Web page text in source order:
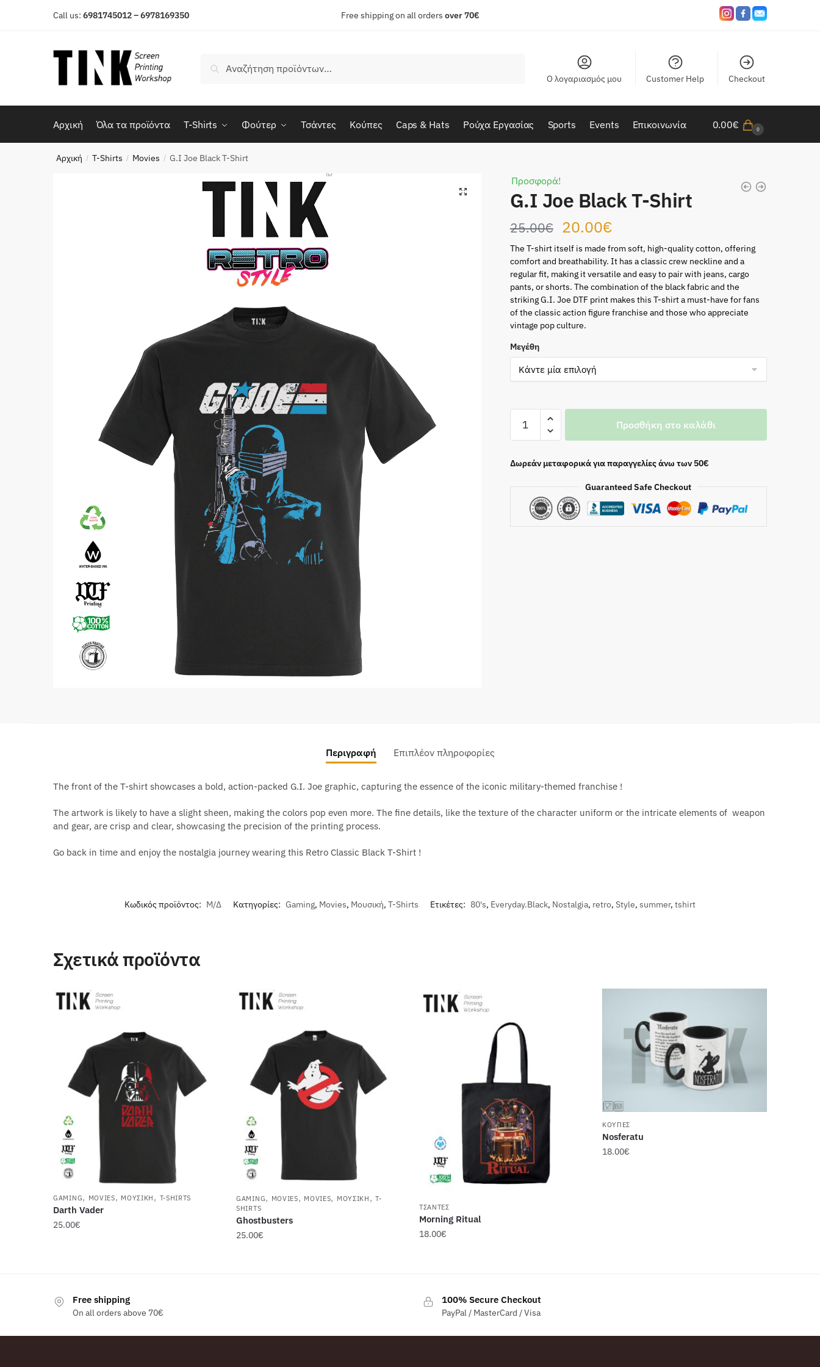
Call us: 6981745012 – 6978169350 Free shipping on all orders over 70€
Αναζήτηση
Ο λογαριασμός μου Customer Help Checkout
Αρχική Όλα τα προϊόντα T-Shirts Φούτερ Τσάντες Κούπες Caps & Hats Ρούχα Εργασίας Sports Events Επικοινωνία 0.00€ 0
Αρχική / T-Shirts / Movies / G.I Joe Black T-Shirt
Προσφορά!
G.I Joe Black T-Shirt
25.00€ Original
price
was:
25.00€.
20.00€Η
τρέχουσα
τιμή
είναι:
The T-shirt itself is made from soft, high-quality cotton, offering
comfort and breathability. It has a classic crew neckline and a
regular fit, making it versatile and easy to pair with jeans, cargo
pants, or shorts. The combination of the black fabric and the
striking G.I. Joe DTF print makes this T-shirt a must-have for fans
of the classic action figure franchise and those who appreciate
vintage pop culture.
Μεγέθη
Joe
T-
Προσθήκη στο καλάθι
Δωρεάν μεταφορικά για παραγγελίες άνω των 50€
Guaranteed Safe Checkout
Περιγραφή Επιπλέον πληροφορίες
The front of the T-shirt showcases a bold, action-packed G.I. Joe graphic, capturing the essence of the iconic military-themed franchise !
The artwork is likely to have a slight sheen, making the colors pop even more. The fine details, like the texture of the character uniform or the intricate elements of weapon
and gear, are crisp and clear, showcasing the precision of the printing process.
Go back in time and enjoy the nostalgia journey wearing this Retro Classic Black T-Shirt !
Κωδικός προϊόντος: Μ/Δ Κατηγορίες: Gaming, Movies, Μουσική, T-Shirts Ετικέτες: 80's, Everyday.Black, Nostalgia, retro, Style, summer, tshirt
Σχετικά προϊόντα
GAMING, MOVIES, ΜΟΥΣΙΚΉ , T-SHIRTS
Darth Vader
25.00€
πολλαπλές
Οι
GAMING, MOVIES, MOVIES, ΜΟΥΣΙΚΉ ,T-
SHIRTS
Ghostbusters
25.00€
ΤΣΆΝΤΕΣ
Morning Ritual
18.00€
ΚΟΎΠΕΣ
Nosferatu
18.00€
Free shipping
On all orders above 70€
100% Secure Checkout
PayPal / MasterCard / Visa